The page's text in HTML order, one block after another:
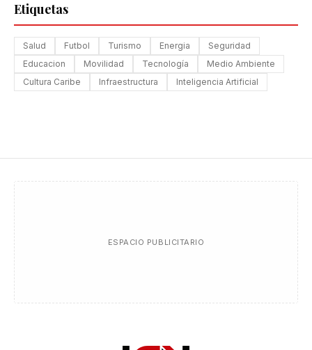
Etiquetas
Salud Futbol Turismo Energia
Seguridad
Educacion
Movilidad Tecnología
Medio Ambiente
Cultura Caribe
Infraestructura Inteligencia Artificial
ESPACIO PUBLICITARIO